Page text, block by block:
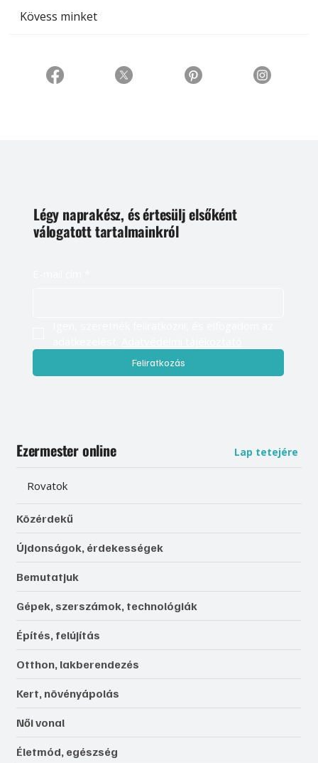
Kövess minket
Légy naprakész, és értesülj elsőként
válogatott tartalmainkról
Feliratkozás
Ezermester online Lap tetejére
Rovatok
Közérdekű
Újdonságok, érdekességek
Bemutatjuk
Gépek, szerszámok, technológiák
Építés, felújítás
Otthon, lakberendezés
Kert, növényápolás
Női vonal
Életmód, egészség